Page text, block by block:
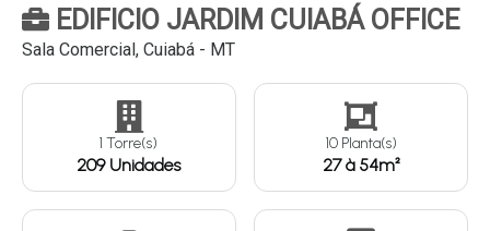
EDIFICIO JARDIM CUIABÁ OFFICE
Sala Comercial, Cuiabá - MT
1 Torre(s)
209 Unidades
10 Planta(s)
27 à 54m²
Continuar